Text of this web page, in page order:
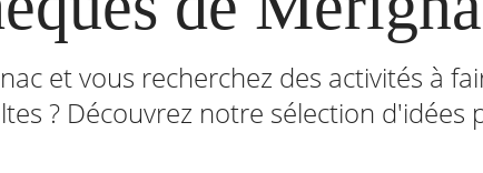
et vous recherchez des activités à
? Découvrez notre sélection d'idées